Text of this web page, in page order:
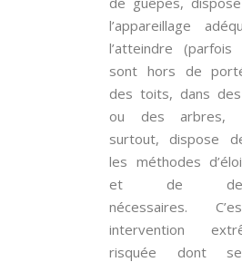
l’appareillage
l’atteindre
sont hors de
des toits, dans
ou des arbres,
surtout, dispose
les méthodes
et de
nécessaires.
intervention
risquée dont